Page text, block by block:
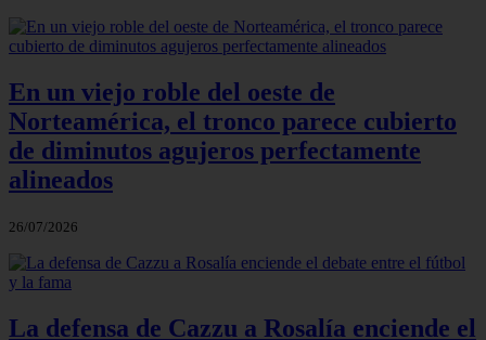
En un viejo roble del oeste de
Norteamérica, el tronco parece cubierto
de diminutos agujeros perfectamente
alineados
26/07/2026
La defensa de Cazzu a Rosalía enciende el